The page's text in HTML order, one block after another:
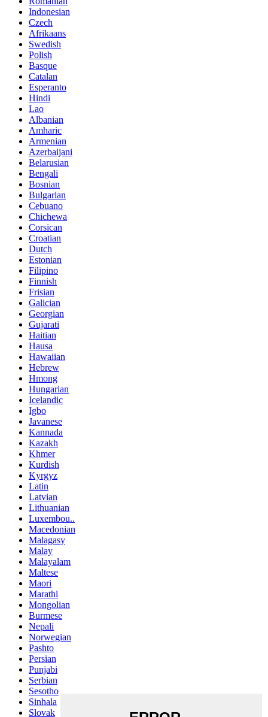
Indonesian
Czech
Afrikaans
Swedish
Polish
Basque
Catalan
Esperanto
Hindi
Lao
Albanian
Amharic
Armenian
Azerbaijani
Belarusian
Bengali
Bosnian
Bulgarian
Cebuano
Chichewa
Corsican
Croatian
Dutch
Estonian
Filipino
Finnish
Frisian
Galician
Georgian
Gujarati
Haitian
Hausa
Hawaiian
Hebrew
Hmong
Hungarian
Icelandic
Igbo
Javanese
Kannada
Kazakh
Khmer
Kurdish
Kyrgyz
Latin
Latvian
Lithuanian
Luxembou..
Macedonian
Malagasy
Malay
Malayalam
Maltese
Maori
Marathi
Mongolian
Burmese
Nepali
Norwegian
Pashto
Persian
Punjabi
Serbian
Sesotho
Sinhala
Slovak